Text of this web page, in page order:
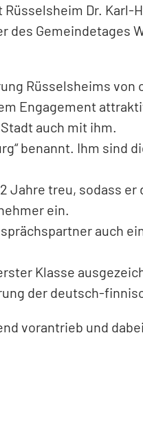
Dr. Karl-
des
Rüsselsheims von
Engagement
auch mit ihm.
benannt. Ihm sind
Jahre treu, sodass er
ein.
auch
Klasse
der deutsch-
vorantrieb und